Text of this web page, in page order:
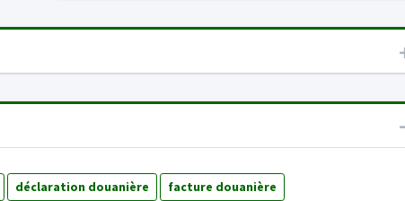
déclaration douanière facture douanière